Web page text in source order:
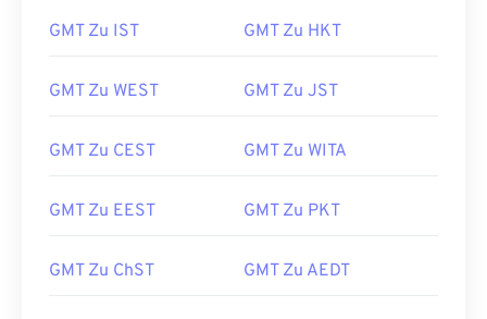
GMT Zu IST GMT Zu HKT
GMT Zu WEST GMT Zu JST
GMT Zu CEST GMT Zu WITA
GMT Zu EEST GMT Zu PKT
GMT Zu ChST GMT Zu AEDT